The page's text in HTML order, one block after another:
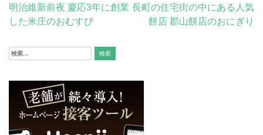
投
稿
ナ
ゲ
ー
シ
明治維新前夜 慶応3年に創業
した米庄のおむすび
長町の住宅街の中にある人気
餅店 郡山餅店のおにぎり
検